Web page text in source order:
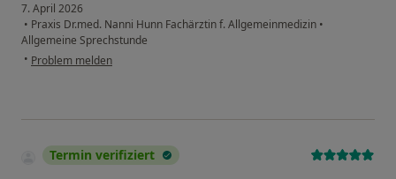
7. April 2026
• Praxis Dr.med. Nanni Hunn Fachärztin f. Allgemeinmedizin •
Allgemeine Sprechstunde
• Problem melden
Termin verifiziert